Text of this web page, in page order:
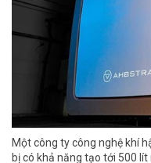
Một công ty công nghệ khí
bị có khả năng tạo tới 500